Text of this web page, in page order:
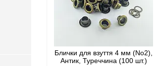
Блички для взуття 4 мм (No2),
Антик, Туреччина (100 шт.)